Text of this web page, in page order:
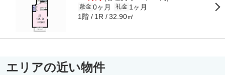
敷金 0ヶ月 礼金 1ヶ月
1階 1R 32.90㎡
エリアの近い物件